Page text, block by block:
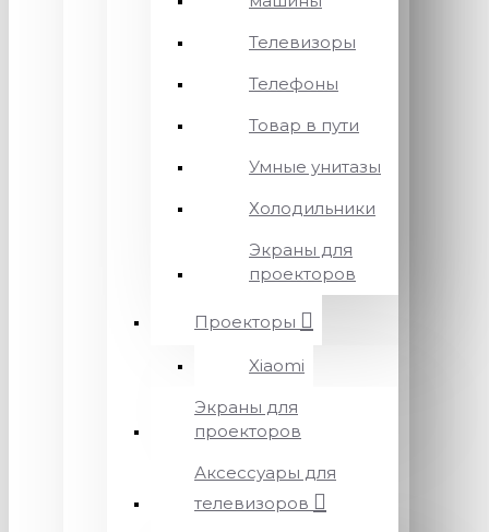
Телевизоры
Телефоны
Товар в пути
Умные унитазы
Холодильники
Экраны для
проекторов
Проекторы
Xiaomi
Экраны для
проекторов
Аксессуары для
телевизоров